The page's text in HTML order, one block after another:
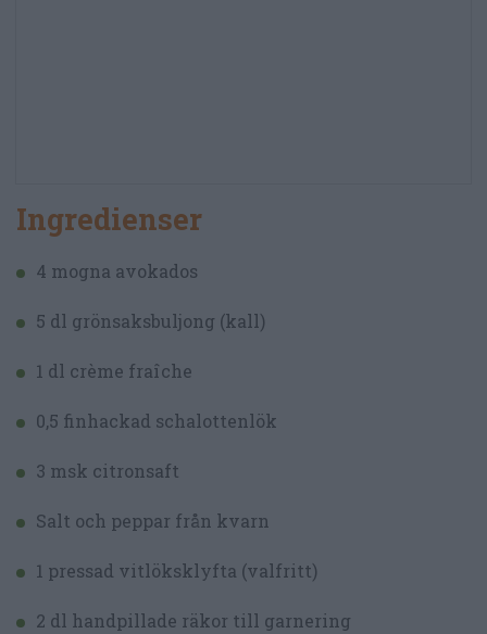
Ingredienser
4 mogna avokados
5 dl grönsaksbuljong (kall)
1 dl crème fraîche
0,5 finhackad schalottenlök
3 msk citronsaft
Salt och peppar från kvarn
1 pressad vitlöksklyfta (valfritt)
2 dl handpillade räkor till garnering